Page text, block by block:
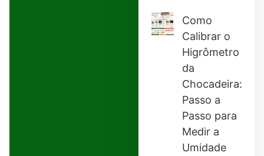
Como
Calibrar o
Higrômetro
da
Chocadeira:
Passo a
Passo para
Medir a
Umidade